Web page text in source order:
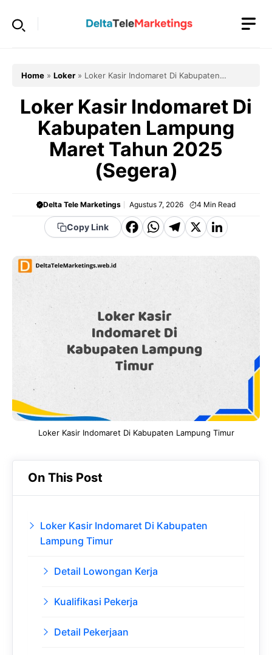
Home » Loker » Loker Kasir Indomaret Di Kabupaten
Loker Kasir Indomaret Di
Kabupaten Lampung
Maret Tahun 2025
(Segera)
Delta Tele Marketings Agustus 7, 2026 4 Min Read
Copy Link
F
e
o
o
k
W
a
t
s
A
p
p
T
g
a
m
X Li
k
e
Loker Kasir Indomaret Di Kabupaten Lampung Timur
On This Post
Loker Kasir Indomaret Di Kabupaten
Lampung Timur
Detail Lowongan Kerja
Kualifikasi Pekerja
Detail Pekerjaan